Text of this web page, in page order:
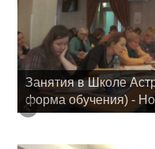
Занятия в Школе
форма обучения) -